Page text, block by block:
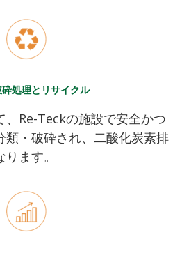
処理とリサイクル
、Re-Teckの施設で安全かつ
類・破砕され、二酸化炭素排
ます。